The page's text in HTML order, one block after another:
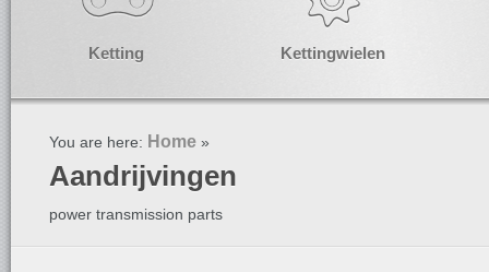
Ketting Kettingwielen
You are here: Home »
Aandrijvingen
power transmission parts